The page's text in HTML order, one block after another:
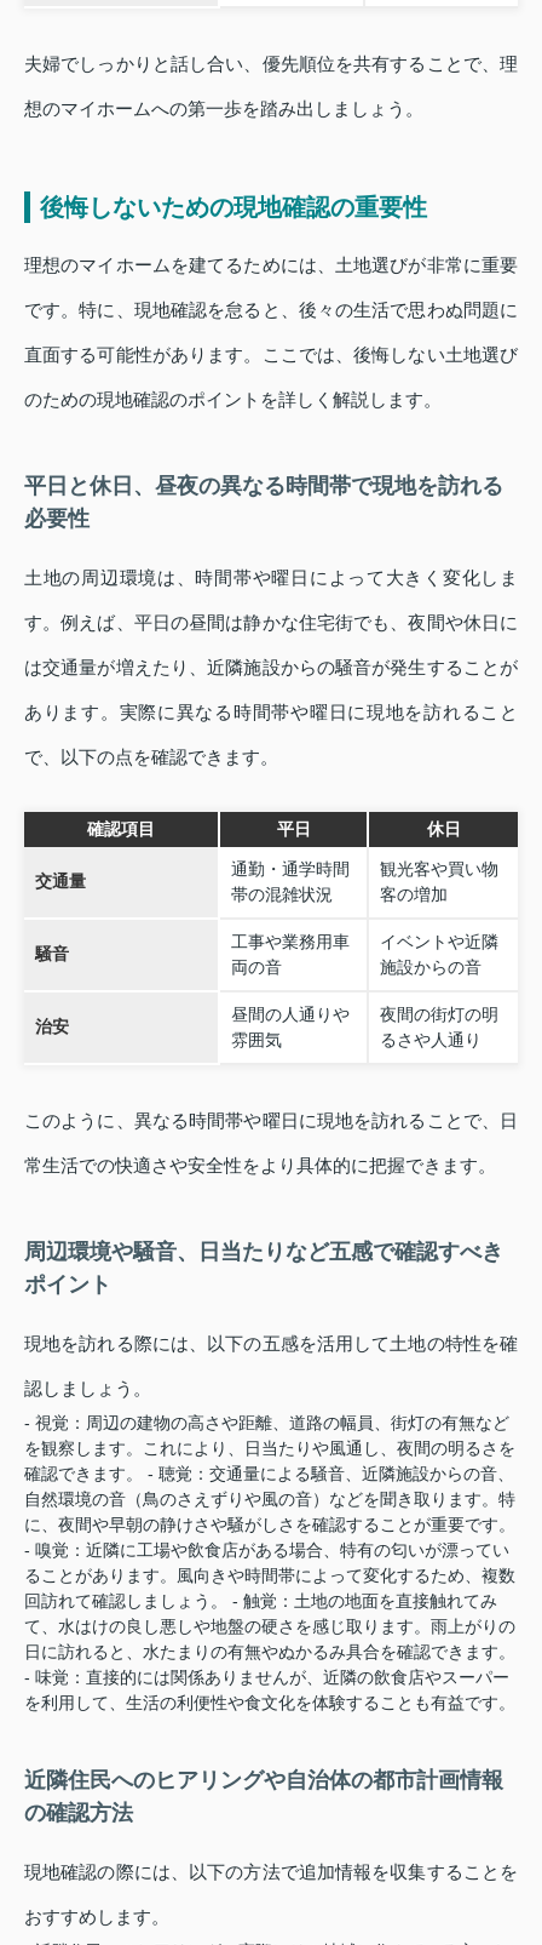
夫婦でしっかりと話し合い、優先順位を共有することで、理
想のマイホームへの第一歩を踏み出しましょう。
後悔しないための現地確認の重要性
理想のマイホームを建てるためには、土地選びが非常に重要
です。特に、現地確認を怠ると、後々の生活で思わぬ問題に
直面する可能性があります。ここでは、後悔しない土地選び
のための現地確認のポイントを詳しく解説します。
平日と休日、昼夜の異なる時間帯で現地を訪れる
必要性
土地の周辺環境は、時間帯や曜日によって大きく変化しま
す。例えば、平日の昼間は静かな住宅街でも、夜間や休日に
は交通量が増えたり、近隣施設からの騒音が発生することが
あります。実際に異なる時間帯や曜日に現地を訪れること
で、以下の点を確認できます。
確認項目 平日 休日
交通量
通勤・通学時間
帯の混雑状況
観光客や買い物
客の増加
騒音
工事や業務用車
両の音
イベントや近隣
施設からの音
治安
昼間の人通りや
雰囲気
夜間の街灯の明
るさや人通り
このように、異なる時間帯や曜日に現地を訪れることで、日
常生活での快適さや安全性をより具体的に把握できます。
周辺環境や騒音、日当たりなど五感で確認すべき
ポイント
現地を訪れる際には、以下の五感を活用して土地の特性を確
認しましょう。
- 視覚：周辺の建物の高さや距離、道路の幅員、街灯の有無など
を観察します。これにより、日当たりや風通し、夜間の明るさを
確認できます。 - 聴覚：交通量による騒音、近隣施設からの音、
自然環境の音（鳥のさえずりや風の音）などを聞き取ります。特
に、夜間や早朝の静けさや騒がしさを確認することが重要です。
- 嗅覚：近隣に工場や飲食店がある場合、特有の匂いが漂ってい
ることがあります。風向きや時間帯によって変化するため、複数
回訪れて確認しましょう。 - 触覚：土地の地面を直接触れてみ
て、水はけの良し悪しや地盤の硬さを感じ取ります。雨上がりの
日に訪れると、水たまりの有無やぬかるみ具合を確認できます。
- 味覚：直接的には関係ありませんが、近隣の飲食店やスーパー
を利用して、生活の利便性や食文化を体験することも有益です。
近隣住民へのヒアリングや自治体の都市計画情報
の確認方法
現地確認の際には、以下の方法で追加情報を収集することを
おすすめします。